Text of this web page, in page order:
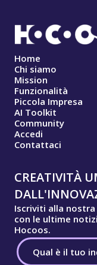
Home
Chi siamo
Mission
Funzionalità
Piccola Impresa
AI Toolkit
Community
Accedi
Contattaci
CREATIVITÀ
Iscriviti alla
con le ultime
Hocoos.